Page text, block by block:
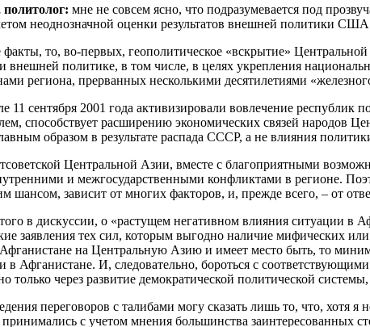
мне не совсем ясно, что подразумевается под
неоднозначной оценки результатов внешней политики США
факты, то, во-первых, геополитическое «вскрытие»
внешней политике, в том числе, в целях укрепления
региона, прерванных несколькими десятилетиями
сентября 2001 года активизировали вовлечение республик
способствует расширению экономических связей
образом в результате распада СССР, а не влияния
Центральной Азии, вместе с благоприятными
и межгосударственными конфликтами в регионе.
шансом, зависит от многих факторов, и, прежде всего, – от
в дискуссии, о «растущем негативном влияния ситуации
заявления тех сил, которым выгодно наличие мифических
на Центральную Азию и имеет место быть, то
в Афганистане. И, следовательно, бороться с
через развитие демократической политической
переговоров с талибами могу сказать лишь то, что, хотя
с учетом мнения большинства заинтересованных